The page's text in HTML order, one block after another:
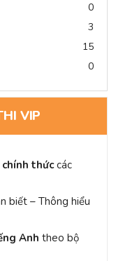
0
3
15
0
VIP
thứccác
biết – Thông hiểu
Anh theo bộ